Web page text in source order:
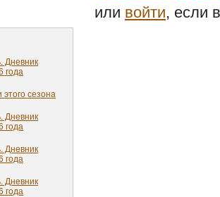
или войти, если
Дневник
года
сезона
Дневник
года
Дневник
года
Дневник
года